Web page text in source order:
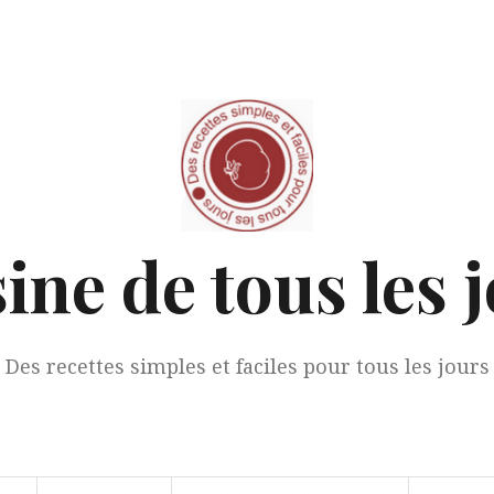
de tous les
Des recettes simples et faciles pour tous les jours